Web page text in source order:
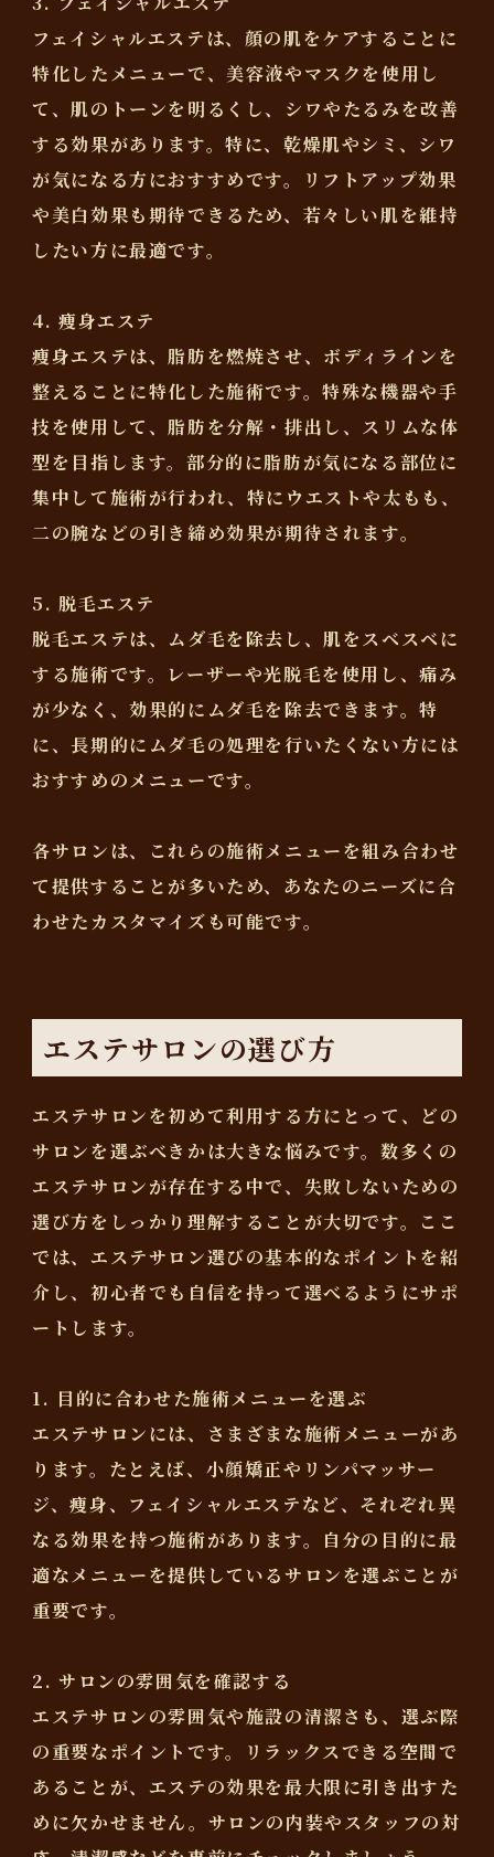
フェイシャルエステは、顔の肌をケアすることに
特化したメニューで、美容液やマスクを使用し
て、肌のトーンを明るくし、シワやたるみを改善
する効果があります。特に、乾燥肌やシミ、シワ
が気になる方におすすめです。リフトアップ効果
や美白効果も期待できるため、若々しい肌を維持
したい方に最適です。
4. 痩身エステ
痩身エステは、脂肪を燃焼させ、ボディラインを
整えることに特化した施術です。特殊な機器や手
技を使用して、脂肪を分解・排出し、スリムな体
型を目指します。部分的に脂肪が気になる部位に
集中して施術が行われ、特にウエストや太もも、
二の腕などの引き締め効果が期待されます。
5. 脱毛エステ
脱毛エステは、ムダ毛を除去し、肌をスベスベに
する施術です。レーザーや光脱毛を使用し、痛み
が少なく、効果的にムダ毛を除去できます。特
に、長期的にムダ毛の処理を行いたくない方には
おすすめのメニューです。
各サロンは、これらの施術メニューを組み合わせ
て提供することが多いため、あなたのニーズに合
わせたカスタマイズも可能です。
エステサロンの選び方
エステサロンを初めて利用する方にとって、どの
サロンを選ぶべきかは大きな悩みです。数多くの
エステサロンが存在する中で、失敗しないための
選び方をしっかり理解することが大切です。ここ
では、エステサロン選びの基本的なポイントを紹
介し、初心者でも自信を持って選べるようにサポ
ートします。
1. 目的に合わせた施術メニューを選ぶ
エステサロンには、さまざまな施術メニューがあ
ります。たとえば、小顔矯正やリンパマッサー
ジ、痩身、フェイシャルエステなど、それぞれ異
なる効果を持つ施術があります。自分の目的に最
適なメニューを提供しているサロンを選ぶことが
重要です。
2. サロンの雰囲気を確認する
エステサロンの雰囲気や施設の清潔さも、選ぶ際
の重要なポイントです。リラックスできる空間で
あることが、エステの効果を最大限に引き出すた
めに欠かせません。サロンの内装やスタッフの対